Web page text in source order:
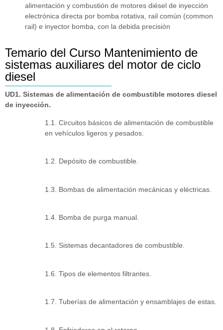
alimentación y combustión de motores diésel de inyección
electrónica directa por bomba rotativa, rail común (common
rail) e inyector bomba, con la debida precisión
Temario del Curso Mantenimiento de
sistemas auxiliares del motor de ciclo
diesel
UD1. Sistemas de alimentación de combustible motores diesel
de inyección.
1.1. Circuitos básicos de alimentación de combustible
en vehículos ligeros y pesados.
1.2. Depósito de combustible.
1.3. Bombas de alimentación mecánicas y eléctricas.
1.4. Bomba de purga manual.
1.5. Sistemas decantadores de combustible.
1.6. Tipos de elementos filtrantes.
1.7. Tuberías de alimentación y ensamblajes de estas.